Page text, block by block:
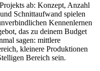
ab: Konzept, Anzahl
Schnittaufwand spielen
Kennenlernen
das zu deinem Budget
sagen: mittlere
kleinere Produktionen
Bereich sein.